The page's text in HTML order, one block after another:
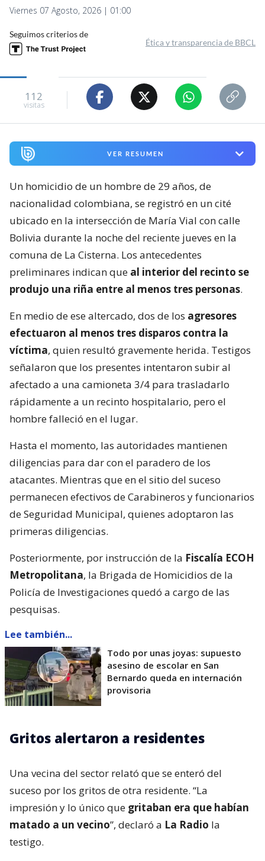
Viernes 07 Agosto, 2026 | 01:00
Seguimos criterios de
Ética y transparencia de BBCL
112
visitas
VER RESUMEN
Un homicidio de un hombre de 29 años, de
nacionalidad colombiana, se registró en un cité
ubicado en la intersección de María Vial con calle
Bolivia durante la noche del reciente jueves en la
comuna de La Cisterna. Los antecedentes
preliminares indican que al interior del recinto se
produjo una riña entre al menos tres personas.
En medio de ese altercado, dos de los agresores
efectuaron al menos tres disparos contra la
víctima, quien resultó gravemente herida. Testigos
señalaron que los presentes intentaron subir al
afectado a una camioneta 3/4 para trasladarlo
rápidamente a un recinto hospitalario, pero el
hombre falleció en el lugar.
Hasta el momento, las autoridades mantienen
diligencias para dar con el paradero de los
atacantes. Mientras que en el sitio del suceso
permanecen efectivos de Carabineros y funcionarios
de Seguridad Municipal, quienes adoptaron las
primeras diligencias.
Posteriormente, por instrucción de la Fiscalía ECOH
Metropolitana, la Brigada de Homicidios de la
Policía de Investigaciones quedó a cargo de las
pesquisas.
Lee también...
Todo por unas joyas: supuesto
asesino de escolar en San
Bernardo queda en internación
provisoria
Gritos alertaron a residentes
Una vecina del sector relató que se enteró del
suceso por los gritos de otra residente. “La
impresión y lo único que gritaban era que habían
matado a un vecino”, declaró a La Radio la
testigo.